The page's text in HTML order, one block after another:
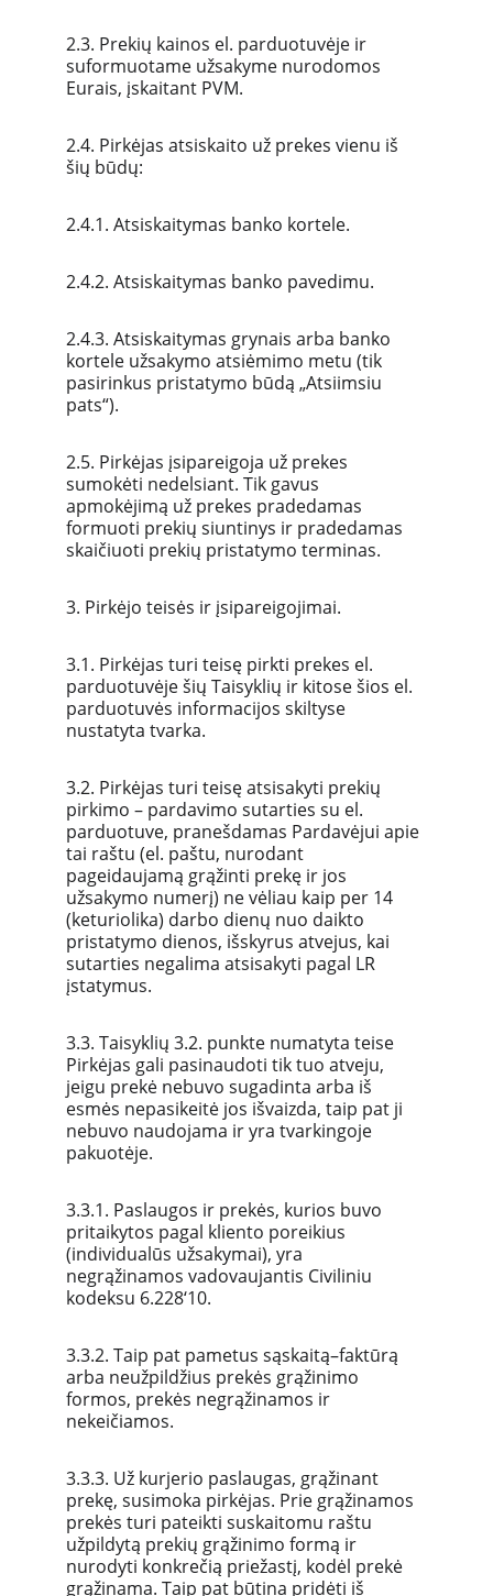
2.3. Prekių kainos el. parduotuvėje ir
suformuotame užsakyme nurodomos
Eurais, įskaitant PVM.
2.4. Pirkėjas atsiskaito už prekes vienu iš
šių būdų:
2.4.1. Atsiskaitymas banko kortele.
2.4.2. Atsiskaitymas banko pavedimu.
2.4.3. Atsiskaitymas grynais arba banko
kortele užsakymo atsiėmimo metu (tik
pasirinkus pristatymo būdą „Atsiimsiu
pats“).
2.5. Pirkėjas įsipareigoja už prekes
sumokėti nedelsiant. Tik gavus
apmokėjimą už prekes pradedamas
formuoti prekių siuntinys ir pradedamas
skaičiuoti prekių pristatymo terminas.
3. Pirkėjo teisės ir įsipareigojimai.
3.1. Pirkėjas turi teisę pirkti prekes el.
parduotuvėje šių Taisyklių ir kitose šios el.
parduotuvės informacijos skiltyse
nustatyta tvarka.
3.2. Pirkėjas turi teisę atsisakyti prekių
pirkimo – pardavimo sutarties su el.
parduotuve, pranešdamas Pardavėjui apie
tai raštu (el. paštu, nurodant
pageidaujamą grąžinti prekę ir jos
užsakymo numerį) ne vėliau kaip per 14
(keturiolika) darbo dienų nuo daikto
pristatymo dienos, išskyrus atvejus, kai
sutarties negalima atsisakyti pagal LR
įstatymus.
3.3. Taisyklių 3.2. punkte numatyta teise
Pirkėjas gali pasinaudoti tik tuo atveju,
jeigu prekė nebuvo sugadinta arba iš
esmės nepasikeitė jos išvaizda, taip pat ji
nebuvo naudojama ir yra tvarkingoje
pakuotėje.
3.3.1. Paslaugos ir prekės, kurios buvo
pritaikytos pagal kliento poreikius
(individualūs užsakymai), yra
negrąžinamos vadovaujantis Civiliniu
kodeksu 6.228‘10.
3.3.2. Taip pat pametus sąskaitą–faktūrą
arba neužpildžius prekės grąžinimo
formos, prekės negrąžinamos ir
nekeičiamos.
3.3.3. Už kurjerio paslaugas, grąžinant
prekę, susimoka pirkėjas. Prie grąžinamos
prekės turi pateikti suskaitomu raštu
užpildytą prekių grąžinimo formą ir
nurodyti konkrečią priežastį, kodėl prekė
grąžinama. Taip pat būtina pridėti iš